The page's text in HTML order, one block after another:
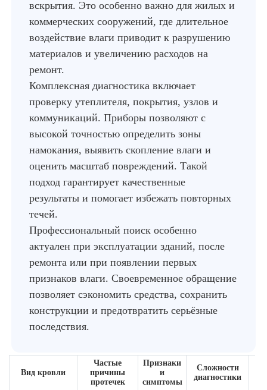
вскрытия. Это особенно важно для жилых и
коммерческих сооружений, где длительное
воздействие влаги приводит к разрушению
материалов и увеличению расходов на
ремонт.
Комплексная диагностика включает
проверку утеплителя, покрытия, узлов и
коммуникаций. Приборы позволяют с
высокой точностью определить зоны
намокания, выявить скопление влаги и
оценить масштаб повреждений. Такой
подход гарантирует качественные
результаты и помогает избежать повторных
течей.
Профессиональный поиск особенно
актуален при эксплуатации зданий, после
ремонта или при появлении первых
признаков влаги. Своевременное обращение
позволяет сэкономить средства, сохранить
конструкции и предотвратить серьёзные
последствия.
Вид кровли
Частые
причины
протечек
Признаки
и
симптомы
Сложности
диагностики